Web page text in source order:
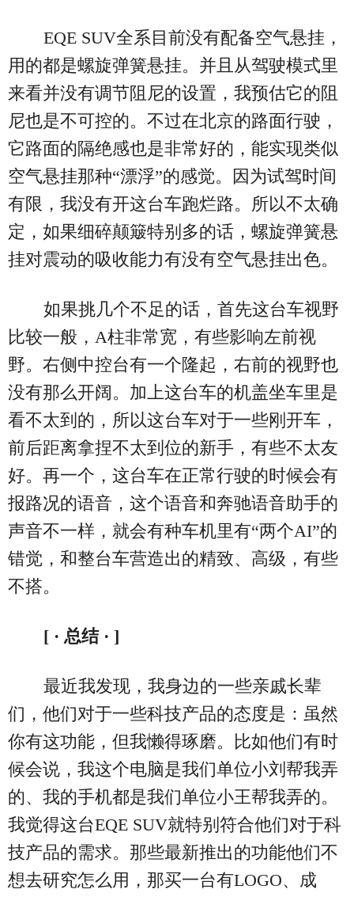
EQE SUV全系目前没有配备空气悬挂，
用的都是螺旋弹簧悬挂。并且从驾驶模式里
来看并没有调节阻尼的设置，我预估它的阻
尼也是不可控的。不过在北京的路面行驶，
它路面的隔绝感也是非常好的，能实现类似
空气悬挂那种“漂浮”的感觉。因为试驾时间
有限，我没有开这台车跑烂路。所以不太确
定，如果细碎颠簸特别多的话，螺旋弹簧悬
挂对震动的吸收能力有没有空气悬挂出色。
如果挑几个不足的话，首先这台车视野
比较一般，A柱非常宽，有些影响左前视
野。右侧中控台有一个隆起，右前的视野也
没有那么开阔。加上这台车的机盖坐车里是
看不太到的，所以这台车对于一些刚开车，
前后距离拿捏不太到位的新手，有些不太友
好。再一个，这台车在正常行驶的时候会有
报路况的语音，这个语音和奔驰语音助手的
声音不一样，就会有种车机里有“两个AI”的
错觉，和整台车营造出的精致、高级，有些
不搭。
[ · 总结 · ]
最近我发现，我身边的一些亲戚长辈
们，他们对于一些科技产品的态度是：虽然
你有这功能，但我懒得琢磨。比如他们有时
候会说，我这个电脑是我们单位小刘帮我弄
的、我的手机都是我们单位小王帮我弄的。
我觉得这台EQE SUV就特别符合他们对于科
技产品的需求。那些最新推出的功能他们不
想去研究怎么用，那买一台有LOGO、成